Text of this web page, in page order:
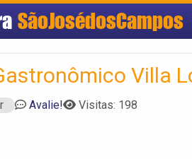
SãoJosédosCampos
Villa
Avalie! Visitas: 198